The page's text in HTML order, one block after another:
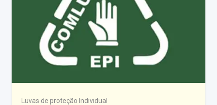
Luvas de proteção Individual